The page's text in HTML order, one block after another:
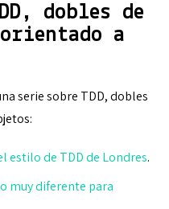
dobles de
a
serie sobre TDD, dobles
estilo de TDD de Londres.
muy diferente para